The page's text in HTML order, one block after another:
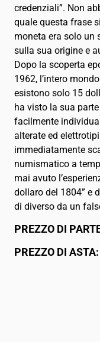
credenziali”. Non
quale questa frase
moneta era solo un
sulla sua origine e
Dopo la scoperta
1962, l’intero
esistono solo 15
ha visto la sua
facilmente
alterate ed
immediatamente
numismatico a
mai avuto
dollaro del 1804” e
di diverso da un
PREZZO DI
PREZZO DI